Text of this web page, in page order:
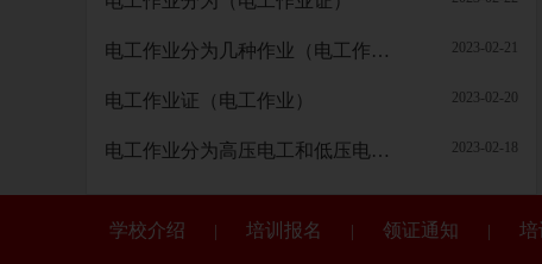
电工作业分为几种作业（电工作业） 2023-02-21
电工作业证（电工作业） 2023-02-20
电工作业分为高压电工和低压电工（电工作业证） 2023-02-18
学校介绍 培训报名 领证通知 培